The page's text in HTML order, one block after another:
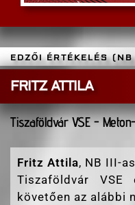
EDZŐI ÉRTÉKELÉS
FRITZ ATTILA
Tiszaföldvár VSE - Meton-
Fritz Attila, NB III-
Tiszaföldvár VSE
követően az alábbi